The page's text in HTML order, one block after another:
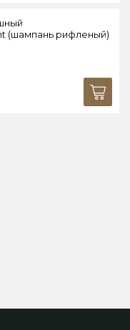
(шампань рифленый)